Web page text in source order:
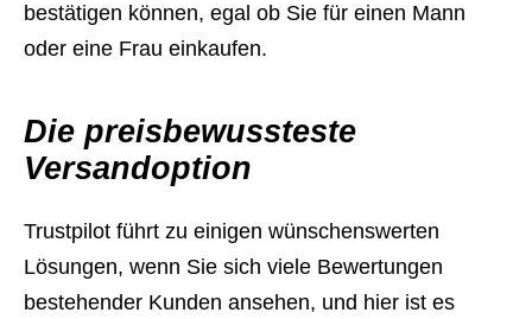
bestätigen können, egal ob Sie für einen Mann
oder eine Frau einkaufen.
Die preisbewussteste
Versandoption
Trustpilot führt zu einigen wünschenswerten
Lösungen, wenn Sie sich viele Bewertungen
bestehender Kunden ansehen, und hier ist es